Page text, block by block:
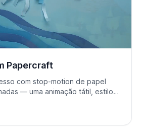
Papercraft
com stop-motion de papel
— uma animação tátil, estilo